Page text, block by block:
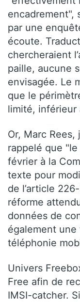
encadrement",
par une
écoute.
chercheraient
paille, aucune
envisagée. Le
que le
limité, inférieur
Or, Marc Rees,
rappelé que
février à la
texte pour
de l’article
réforme
données de
également
téléphonie
Univers
Free afin de
IMSI-catcher.